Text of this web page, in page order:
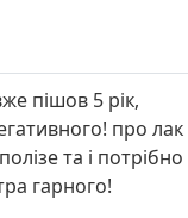
пішов 5 рік,
про лак
та і потрібно
гарного!